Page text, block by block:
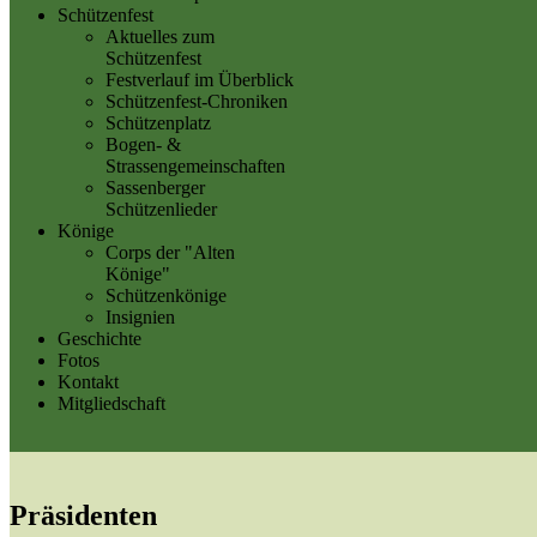
Schützenfest
Aktuelles zum
Schützenfest
Festverlauf im Überblick
Schützenfest-Chroniken
Schützenplatz
Bogen- &
Strassengemeinschaften
Sassenberger
Schützenlieder
Könige
Corps der "Alten
Könige"
Schützenkönige
Insignien
Geschichte
Fotos
Kontakt
Mitgliedschaft
Präsidenten